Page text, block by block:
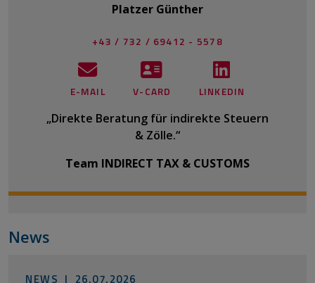
Platzer Günther
+43 / 732 / 69412 - 5578
E-MAIL V-CARD LINKEDIN
„Direkte Beratung für indirekte Steuern
& Zölle.“
Team INDIRECT TAX & CUSTOMS
News
NEWS | 26.07.2026